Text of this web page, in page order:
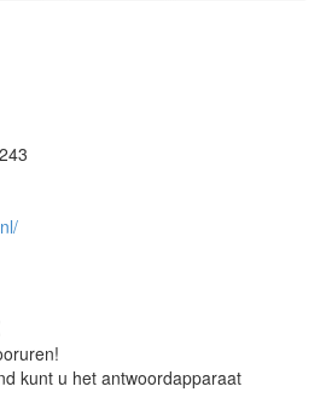
kunt u het antwoordapparaat